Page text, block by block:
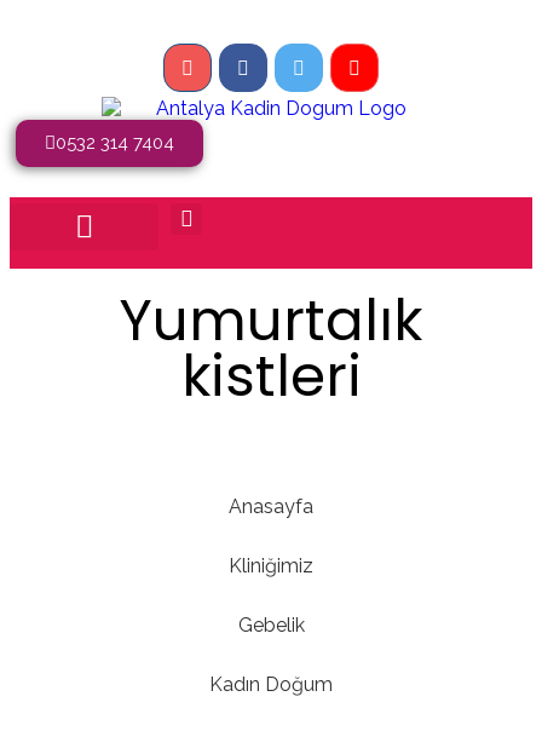
0532 314 7404
Yumurtalık
kistleri
Anasayfa
Kliniğimiz
Gebelik
Kadın Doğum